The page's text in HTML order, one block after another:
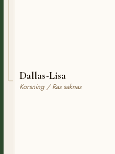
Dallas-Lisa
Korsning / Ras saknas